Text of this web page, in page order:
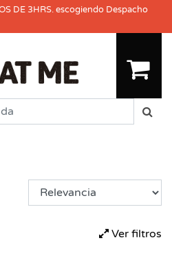
DE 3HRS. escogiendo Despacho
Ver filtros